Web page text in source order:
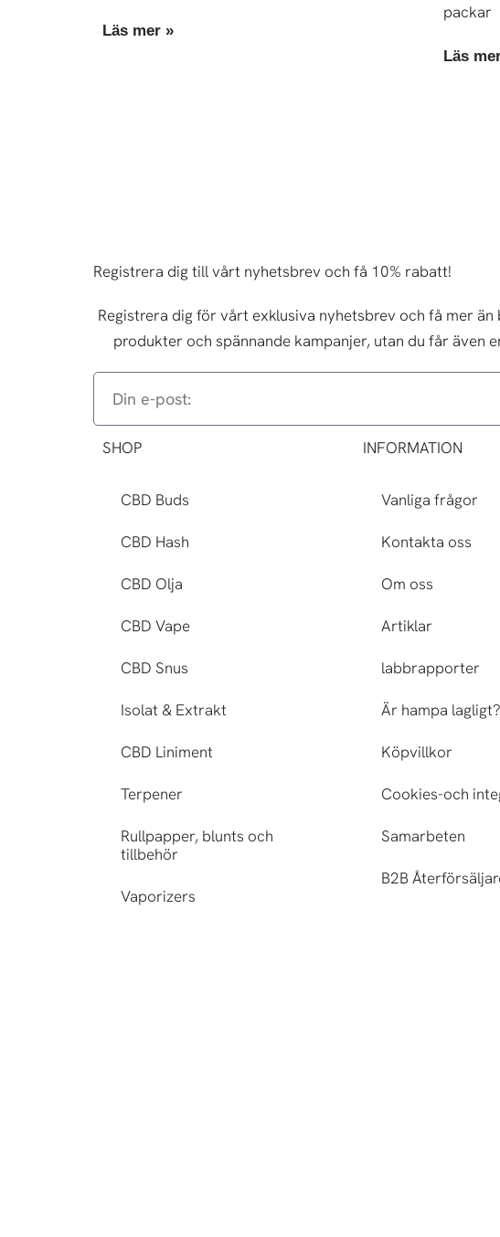
Läs mer »
packar
Läs
Registrera dig till vårt nyhetsbrev och få 10% rabatt!
Registrera dig för vårt exklusiva nyhetsbrev och få mer
produkter och spännande kampanjer, utan du får även
Din
SHOP
CBD Buds
CBD Hash
CBD Olja
CBD Vape
CBD Snus
Isolat & Extrakt
CBD Liniment
Terpener
Rullpapper, blunts och
tillbehör
Vaporizers
INFORMATION
Vanliga frågor
Kontakta oss
Om oss
Artiklar
labbrapporter
Är hampa lagligt?
Köpvillkor
Cookies-och
Samarbeten
B2B